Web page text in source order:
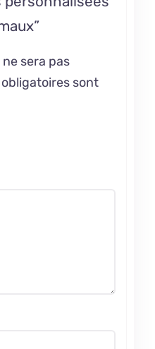
sera pas
sont